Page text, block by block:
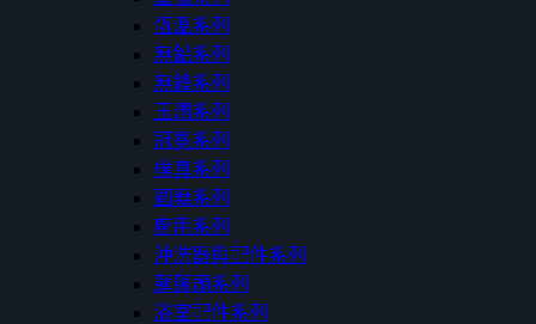
恆溫系列
無鉛系列
無鋒系列
玉潤系列
冠冕系列
樸真系列
圓舞系列
廚用系列
沖洗器與配件系列
蓮蓬頭系列
浴室配件系列